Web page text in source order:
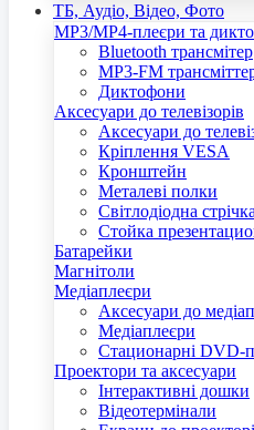
ТБ, Аудіо, Відео, Фото
MP3/MP4-плеєри та
Bluetooth трансмітер
MP3-FM
Диктофони
Аксесуари до телевізорів
Аксесуари до
Кріплення VESA
Кронштейн
Металеві полки
Світлодіодна стрічка
Стойка
Батарейки
Магнітоли
Медіаплеєри
Аксесуари до
Медіаплеєри
Стационарні DVD-
Проектори та аксесуари
Інтерактивні дошки
Відеотермінали